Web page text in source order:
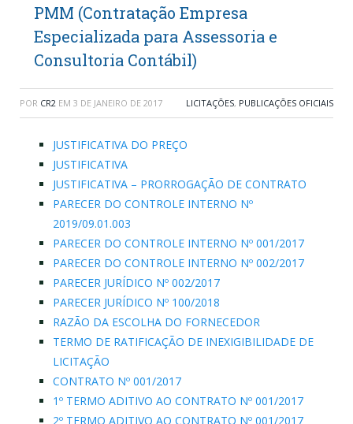
PMM (Contratação Empresa
Especializada para Assessoria e
Consultoria Contábil)
POR CR2 EM 3 DE JANEIRO DE 2017 LICITAÇÕES, PUBLICAÇÕES OFICIAIS
JUSTIFICATIVA DO PREÇO
JUSTIFICATIVA
JUSTIFICATIVA – PRORROGAÇÃO DE CONTRATO
PARECER DO CONTROLE INTERNO Nº
2019/09.01.003
PARECER DO CONTROLE INTERNO Nº 001/2017
PARECER DO CONTROLE INTERNO Nº 002/2017
PARECER JURÍDICO Nº 002/2017
PARECER JURÍDICO Nº 100/2018
RAZÃO DA ESCOLHA DO FORNECEDOR
TERMO DE RATIFICAÇÃO DE INEXIGIBILIDADE DE
LICITAÇÃO
CONTRATO Nº 001/2017
1º TERMO ADITIVO AO CONTRATO Nº 001/2017
2º TERMO ADITIVO AO CONTRATO Nº 001/2017